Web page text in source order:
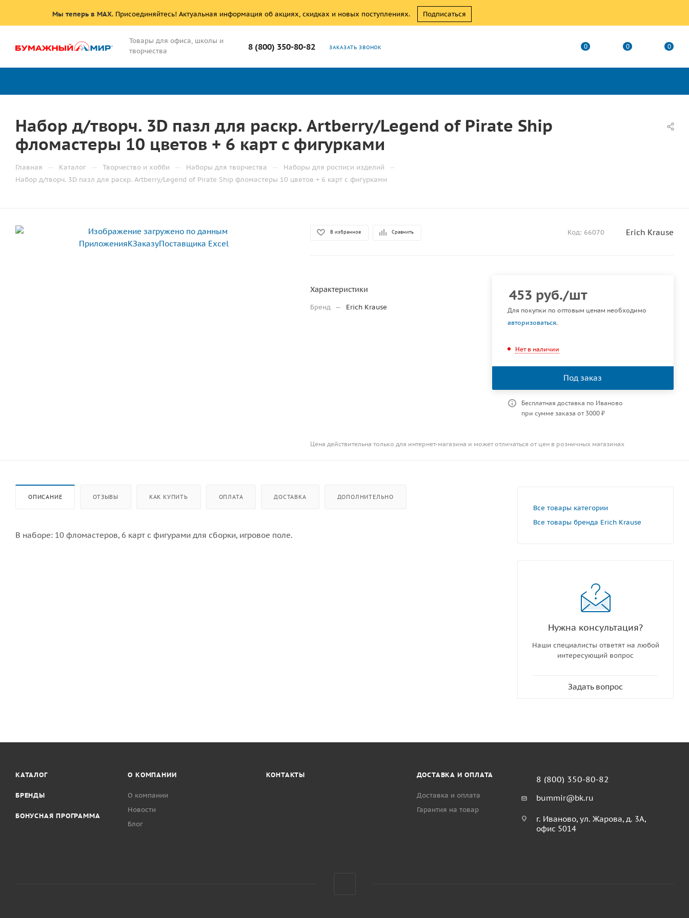
Мы теперь в MAX. Присоединяйтесь! Актуальная информация об акциях, скидках и новых поступлениях. Подписаться
Товары для офиса, школы и
творчества
8 (800) 350-80-82 ЗАКАЗАТЬ ЗВОНОК 0 0 0
Набор д/творч. 3D пазл для раскр. Artberry/Legend of Pirate Ship
фломастеры 10 цветов + 6 карт с фигурками
Главная — Каталог — Творчество и хобби — Наборы для творчества — Наборы для росписи изделий —
Набор д/творч. 3D пазл для раскр. Artberry/Legend of Pirate Ship фломастеры 10 цветов + 6 карт с фигурками
В избранное Сравнить Код: 66070 Erich Krause
Характеристики
Бренд — Erich Krause
453 руб./шт
Для покупки по оптовым ценам необходимо
авторизоваться.
Нет в наличии
Под заказ
Бесплатная доставка по Иваново
при сумме заказа от 3000 ₽
Цена действительна только для интернет-магазина и может отличаться от цен в розничных магазинах
ОПИСАНИЕ ОТЗЫВЫ КАК КУПИТЬ ОПЛАТА ДОСТАВКА ДОПОЛНИТЕЛЬНО
В наборе: 10 фломастеров, 6 карт с фигурами для сборки, игровое поле.
Все товары категории
Все товары бренда Erich Krause
Нужна консультация?
Наши специалисты ответят на любой
интересующий вопрос
Задать вопрос
КАТАЛОГ
БРЕНДЫ
БОНУСНАЯ ПРОГРАММА
О КОМПАНИИ
О компании
Новости
Блог
КОНТАКТЫ ДОСТАВКА И ОПЛАТА
Доставка и оплата
Гарантия на товар
8 (800) 350-80-82
bummir@bk.ru
г. Иваново, ул. Жарова, д. 3А,
офис 5014